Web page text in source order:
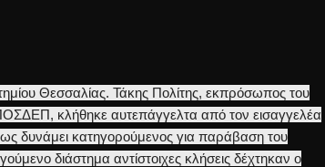
Θεσσαλίας. Τάκης Πολίτης, εκπρόσωπος του
κλήθηκε αυτεπάγγελτα από τον εισαγγελέα
δυνάμει κατηγορούμενος για παράβαση του
διάστημα αντίστοιχες κλήσεις δέχτηκαν ο